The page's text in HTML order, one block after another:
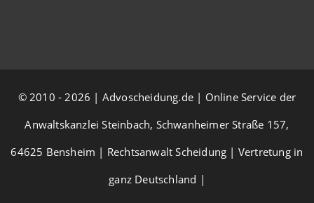
© 2010 - 2026 | Advoscheidung.de | Online Service der
Anwaltskanzlei Steinbach, Schwanheimer Straße 157,
64625 Bensheim | Rechtsanwalt Scheidung | Vertretung in
ganz Deutschland |